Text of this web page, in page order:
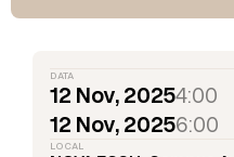
DATA
12 Nov, 20254:00
12 Nov, 20256:00
LOCAL